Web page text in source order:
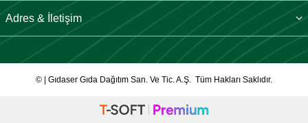
Adres & İletişim
© | Gıdaser Gıda Dağıtım San. Ve Tic. A.Ş. Tüm Hakları Saklıdır.